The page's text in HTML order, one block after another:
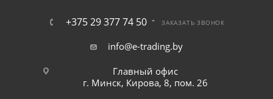
+375 29 377 74 50 ЗАКАЗАТЬ ЗВОНОК
info@e-trading.by
Главный офис
г. Минск, Кирова, 8, пом. 26